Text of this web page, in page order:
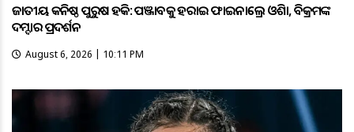
ଜାତୀୟ କନିଷ୍ଠ ପୁରୁଷ ହକି: ପଞ୍ଜାବକୁ ହରାଇ ଫାଇନାଲ୍ରେ ଓଡ଼ିଶା, ବିକ୍ରମଙ୍କ
ଦମ୍ଦାର ପ୍ରଦର୍ଶନ
August 6, 2026 | 10:11 PM